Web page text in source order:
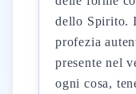
dello Spirito.
profezia
presente nel
ogni cosa,